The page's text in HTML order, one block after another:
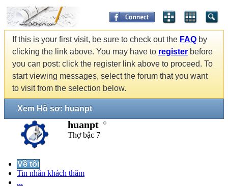
If this is your first visit, be sure to check out the FAQ by
clicking the link above. You may have to register before
you can post: click the register link above to proceed. To
start viewing messages, select the forum that you want
to visit from the selection below.
Xem Hồ sơ: huanpt
huanpt
Thợ bậc 7
Về tôi
Tin nhắn khách thăm
...